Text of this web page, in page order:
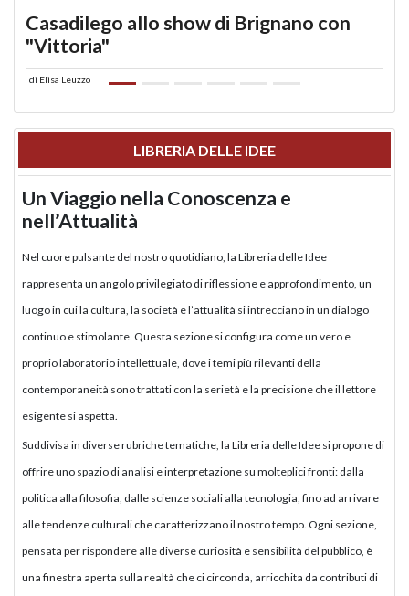
Casadilego allo show di Brignano con
"Vittoria"
di Elisa Leuzzo
LIBRERIA DELLE IDEE
Un Viaggio nella Conoscenza e
nell’Attualità
Nel cuore pulsante del nostro quotidiano, la Libreria delle Idee
rappresenta un angolo privilegiato di riflessione e approfondimento, un
luogo in cui la cultura, la società e l’attualità si intrecciano in un dialogo
continuo e stimolante. Questa sezione si configura come un vero e
proprio laboratorio intellettuale, dove i temi più rilevanti della
contemporaneità sono trattati con la serietà e la precisione che il lettore
esigente si aspetta.
Suddivisa in diverse rubriche tematiche, la Libreria delle Idee si propone di
offrire uno spazio di analisi e interpretazione su molteplici fronti: dalla
politica alla filosofia, dalle scienze sociali alla tecnologia, fino ad arrivare
alle tendenze culturali che caratterizzano il nostro tempo. Ogni sezione,
pensata per rispondere alle diverse curiosità e sensibilità del pubblico, è
una finestra aperta sulla realtà che ci circonda, arricchita da contributi di